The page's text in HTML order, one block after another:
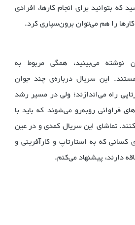
که بتوانید برای انجام کارها، افرادی
را هم می‌توان برون‌سپاری کرد.
نوشته می‌بینید، همگی مربوط به
این سریال درباره‌ی چند جوان
راه می‌اندازند؛ ولی در مسیر رشد
فراوانی روبه‌رو می‌شوند که باید با
تماشای این سریال کمدی و در عین
کسانی که به استارتاپ و کارآفرینی و
دارند، پیشنهاد می‌کنم.